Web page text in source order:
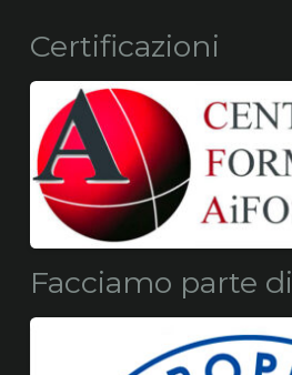
Certificazioni
Facciamo parte di